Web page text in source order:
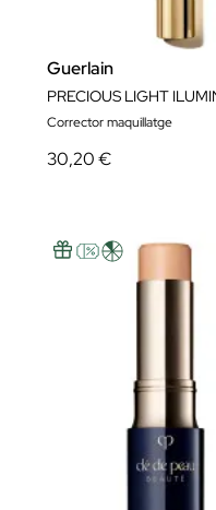
Guerlain
Corrector maquillatge
30,20 €